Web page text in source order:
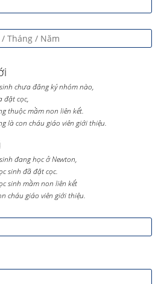
chưa đăng ký nhóm nào,
đặt cọc,
thuộc mầm non liên kết.
là con cháu giáo viên giới thiệu.
đang học ở Newton,
sinh đã đặt cọc.
sinh mầm non liên kết
cháu giáo viên giới thiệu.